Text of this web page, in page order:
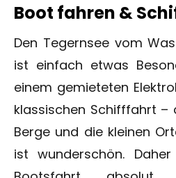
Boot fahren &
Den Tegernsee vom
ist einfach etwas
einem gemieteten
klassischen Schifffahrt –
Berge und die kleinen
ist wunderschön.